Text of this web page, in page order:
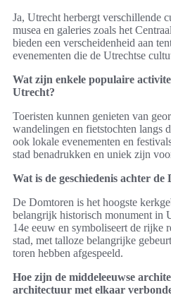
Ja, Utrecht herbergt verschillende
musea en galeries zoals het
bieden een verscheidenheid aan
evenementen die de Utrechtse
Wat zijn enkele populaire
Utrecht?
Toeristen kunnen genieten van
wandelingen en fietstochten langs
ook lokale evenementen en
stad benadrukken en uniek zijn
Wat is de geschiedenis achter de
De Domtoren is het hoogste
belangrijk historisch monument in
14e eeuw en symboliseert de rijke
stad, met talloze belangrijke
toren hebben afgespeeld.
Hoe zijn de middeleeuwse
architectuur met elkaar